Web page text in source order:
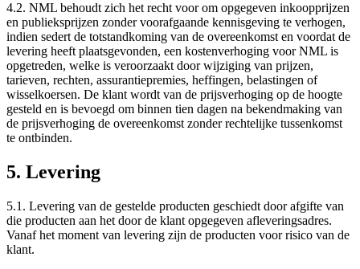
4.2. NML behoudt zich het recht voor om opgegeven inkoopprijzen
en publieksprijzen zonder voorafgaande kennisgeving te verhogen,
indien sedert de totstandkoming van de overeenkomst en voordat de
levering heeft plaatsgevonden, een kostenverhoging voor NML is
opgetreden, welke is veroorzaakt door wijziging van prijzen,
tarieven, rechten, assurantiepremies, heffingen, belastingen of
wisselkoersen. De klant wordt van de prijsverhoging op de hoogte
gesteld en is bevoegd om binnen tien dagen na bekendmaking van
de prijsverhoging de overeenkomst zonder rechtelijke tussenkomst
te ontbinden.
5. Levering
5.1. Levering van de gestelde producten geschiedt door afgifte van
die producten aan het door de klant opgegeven afleveringsadres.
Vanaf het moment van levering zijn de producten voor risico van de
klant.